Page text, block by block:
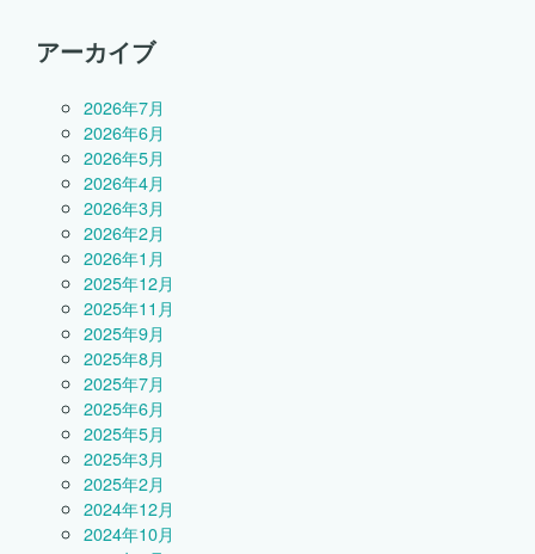
アーカイブ
2026年7月
2026年6月
2026年5月
2026年4月
2026年3月
2026年2月
2026年1月
2025年12月
2025年11月
2025年9月
2025年8月
2025年7月
2025年6月
2025年5月
2025年3月
2025年2月
2024年12月
2024年10月